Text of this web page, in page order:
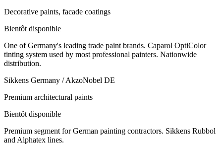
Decorative paints, facade coatings
Bientôt disponible
One of Germany's leading trade paint brands. Caparol OptiColor
tinting system used by most professional painters. Nationwide
distribution.
Sikkens Germany / AkzoNobel DE
Premium architectural paints
Bientôt disponible
Premium segment for German painting contractors. Sikkens Rubbol
and Alphatex lines.